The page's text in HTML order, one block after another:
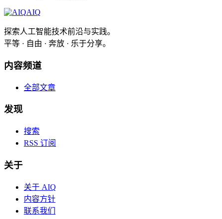
AIQ
探索人工智能技术前沿与实践。
平等 · 自由 · 奔放 · 乐于分享。
内容频道
全部文章
发现
搜索
RSS 订阅
关于
关于 AIQ
内容方针
联系我们